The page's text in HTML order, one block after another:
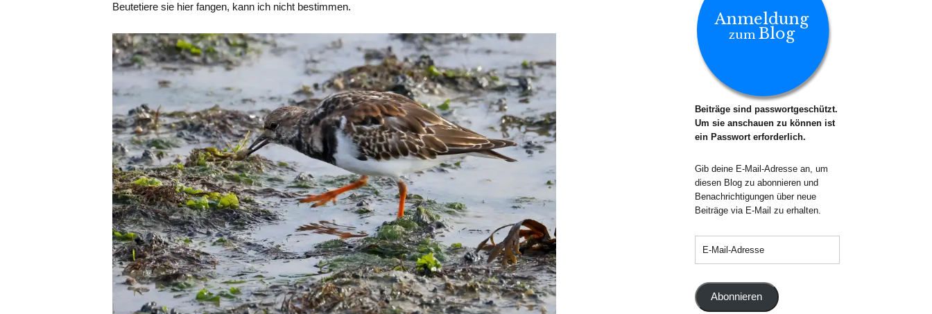
Beutetiere sie hier fangen, kann ich nicht bestimmen.
Anmeldung
zum Blog
Beiträge sind passwortgeschützt.
Um sie anschauen zu können ist
ein Passwort erforderlich.
Gib deine E-Mail-Adresse an, um
diesen Blog zu abonnieren und
Benachrichtigungen über neue
Beiträge via E-Mail zu erhalten.
Abonnieren